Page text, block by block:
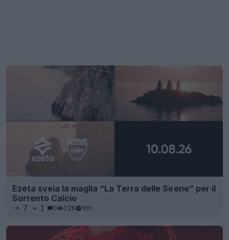
Ezeta svela la maglia “La Terra delle Sirene” per il
Sorrento Calcio
7 1 0 226 10h